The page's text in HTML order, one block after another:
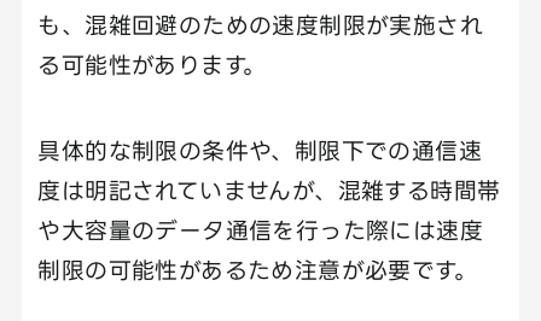
も、混雑回避のための速度制限が実施され
る可能性があります。
具体的な制限の条件や、制限下での通信速
度は明記されていませんが、混雑する時間帯
や大容量のデータ通信を行った際には速度
制限の可能性があるため注意が必要です。